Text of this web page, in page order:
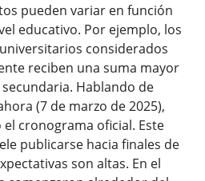
pueden variar en función
educativo. Por ejemplo, los
considerados
reciben una suma mayor
Hablando de
(7 de marzo de 2025),
el cronograma oficial. Este
publicarse hacia finales de
son altas. En el